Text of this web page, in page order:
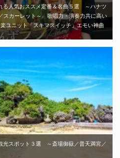
る人気おススメ定番＆名曲５選 ～ハナツ
スカーレット～ 歌唱力・演奏力共に高い
ユニット「スキマスイッチ」エモい神曲
光スポット３選 ～斎場御嶽／普天満宮／